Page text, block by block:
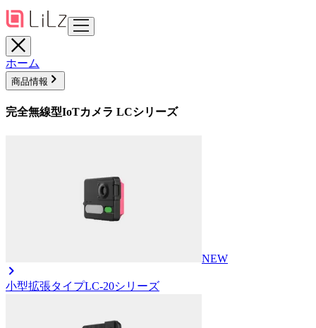
ホーム
商品情報
完全無線型IoTカメラ LCシリーズ
NEW
小型拡張タイプLC-20シリーズ